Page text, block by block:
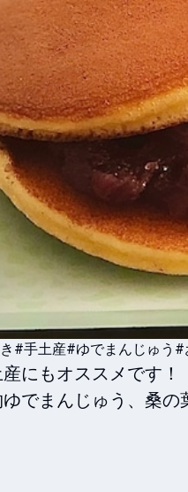
#手土産#ゆでまんじゅう #
にもオススメです！
でまんじゅう、桑